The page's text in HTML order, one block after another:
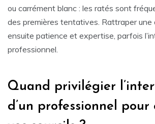
ou carrément blanc : les ratés sont
des premières tentatives. Rattraper une
ensuite patience et expertise, parfois
professionnel.
Quand privilégier
d’un professionnel pour